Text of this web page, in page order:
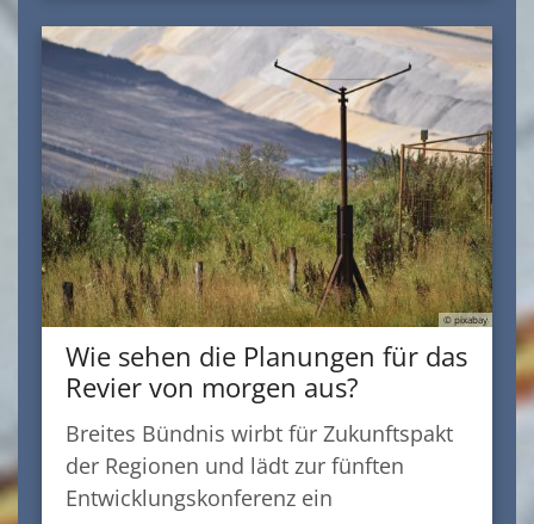
© pixabay
Wie sehen die Planungen für das
Revier von morgen aus?
Breites Bündnis wirbt für Zukunftspakt
der Regionen und lädt zur fünften
Entwicklungskonferenz ein